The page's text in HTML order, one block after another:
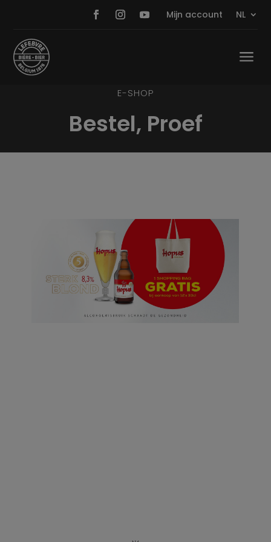
Mijn account NL
a
E-SHOP
Bestel, Proef